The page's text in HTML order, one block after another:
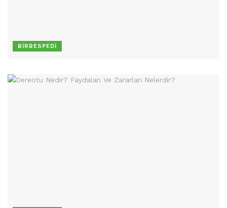
BIRBESPEDI